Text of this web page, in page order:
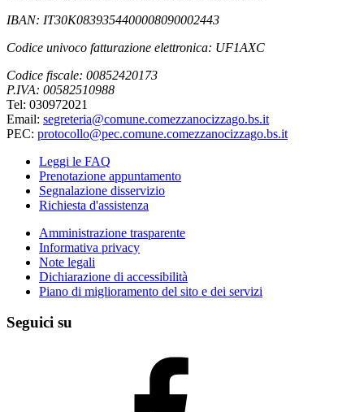
IBAN: IT30K0839354400008090002443
Codice univoco fatturazione elettronica: UF1AXC
Codice fiscale: 00852420173
P.IVA: 00582510988
Tel: 030972021
Email: segreteria@comune.comezzanocizzago.bs.it
PEC: protocollo@pec.comune.comezzanocizzago.bs.it
Leggi le FAQ
Prenotazione appuntamento
Segnalazione disservizio
Richiesta d'assistenza
Amministrazione trasparente
Informativa privacy
Note legali
Dichiarazione di accessibilità
Piano di miglioramento del sito e dei servizi
Seguici su